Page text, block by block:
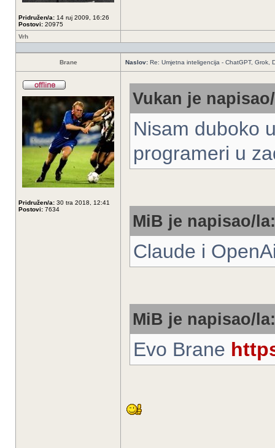
Pridružen/a: 14 ruj 2009, 16:26
Postovi: 20975
Vrh
Brane Naslov: Re: Umjetna inteligencija - ChatGPT, Grok,
Pridružen/a: 30 tra 2018, 12:41
Postovi: 7634
Vukan je
Nisam duboko
programeri u
MiB je napisao/la:
Claude i
MiB je napisao/la:
Evo Brane